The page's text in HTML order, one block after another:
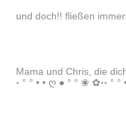
und doch!! fließen
Mama und Chris, die
◦ ° ° • • ღ ● ° ° ❀ ✿◦◦ ° °